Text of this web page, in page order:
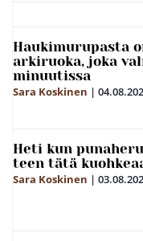
Haukimurupasta
arkiruoka, joka
minuutissa
Sara Koskinen |
Heti kun
teen tätä
Sara Koskinen |